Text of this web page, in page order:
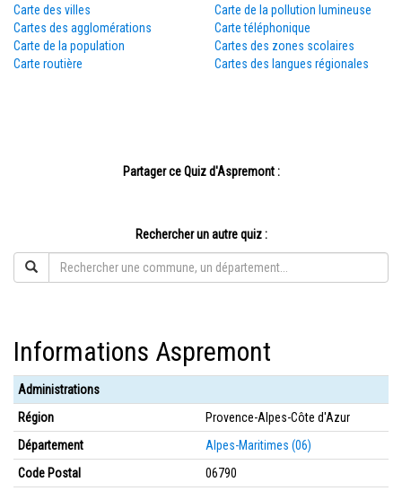
Carte des villes
Cartes des agglomérations
Carte de la population
Carte routière
Carte de la pollution lumineuse
Carte téléphonique
Cartes des zones scolaires
Cartes des langues régionales
Partager ce Quiz d'Aspremont :
Rechercher un autre quiz :
Informations Aspremont
Administrations
Région
Provence-Alpes-Côte d'Azur
Département
Alpes-Maritimes (06)
Code Postal
06790